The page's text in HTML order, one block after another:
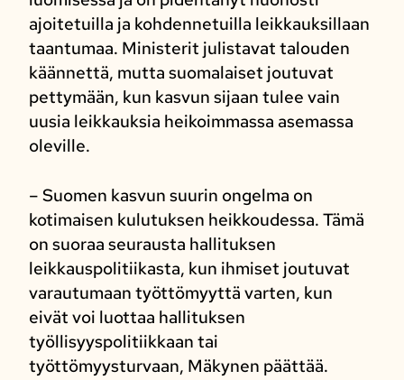
ajoitetuilla ja kohdennetuilla leikkauksillaan
taantumaa. Ministerit julistavat talouden
käännettä, mutta suomalaiset joutuvat
pettymään, kun kasvun sijaan tulee vain
uusia leikkauksia heikoimmassa asemassa
oleville.
– Suomen kasvun suurin ongelma on
kotimaisen kulutuksen heikkoudessa. Tämä
on suoraa seurausta hallituksen
leikkauspolitiikasta, kun ihmiset joutuvat
varautumaan työttömyyttä varten, kun
eivät voi luottaa hallituksen
työllisyyspolitiikkaan tai
työttömyysturvaan, Mäkynen päättää.